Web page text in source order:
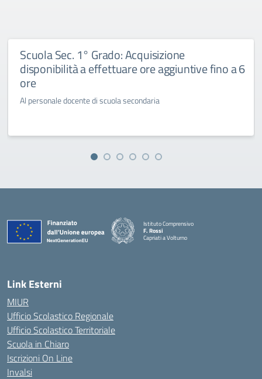
Scuola Sec. 1° Grado: Acquisizione
disponibilità a effettuare ore aggiuntive fino a 6
ore
Al personale docente di scuola secondaria
Istituto Comprensivo
F. Rossi
Capriati a Volturno
— Visita la pagina iniziale della scuola
Link Esterni
MIUR
Ufficio Scolastico Regionale
Ufficio Scolastico Territoriale
Scuola in Chiaro
Iscrizioni On Line
Invalsi